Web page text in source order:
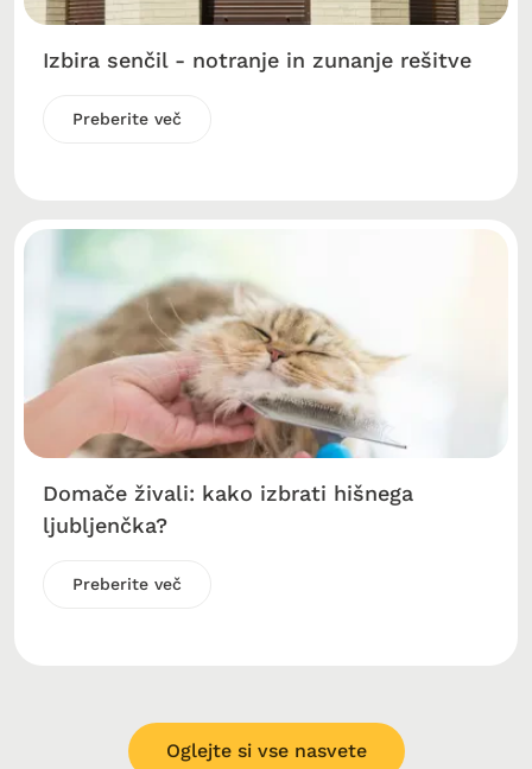
Izbira senčil - notranje in zunanje rešitve
Preberite več
Domače živali: kako izbrati hišnega
ljubljenčka?
Preberite več
Oglejte si vse nasvete